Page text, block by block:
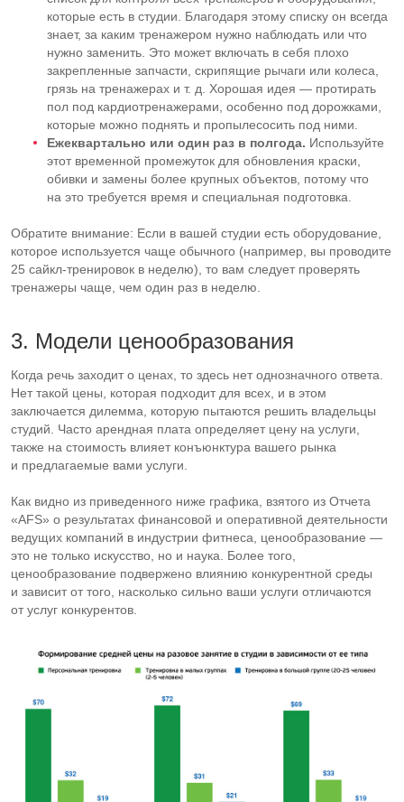
которые есть в студии. Благодаря этому списку он всегда
знает, за каким тренажером нужно наблюдать или что
нужно заменить. Это может включать в себя плохо
закрепленные запчасти, скрипящие рычаги или колеса,
грязь на тренажерах и т. д.
Хорошая идея — протирать
пол под кардиотренажерами, особенно под дорожками,
которые можно поднять и пропылесосить под ними.
Ежеквартально или один раз в полгода. Используйте
этот временной промежуток для обновления краски,
обивки и замены более крупных объектов, потому что
на это требуется время и специальная подготовка.
Обратите внимание: Если в вашей студии есть оборудование,
которое используется чаще обычного (например, вы проводите
25 сайкл-тренировок в неделю), то вам следует проверять
тренажеры чаще, чем один раз в неделю.
3. Модели ценообразования
Когда речь заходит о ценах, то здесь нет однозначного ответа.
Нет такой цены, которая подходит для всех, и в этом
заключается дилемма, которую пытаются решить владельцы
студий. Часто арендная плата определяет цену на услуги,
также на стоимость влияет конъюнктура вашего рынка
и предлагаемые вами услуги.
Как видно из приведенного ниже графика, взятого из Отчета
«AFS» о результатах финансовой и оперативной деятельности
ведущих компаний в индустрии фитнеса, ценообразование —
это не только искусство, но и наука. Более того,
ценообразование подвержено влиянию конкурентной среды
и зависит от того, насколько сильно ваши услуги отличаются
от услуг конкурентов.